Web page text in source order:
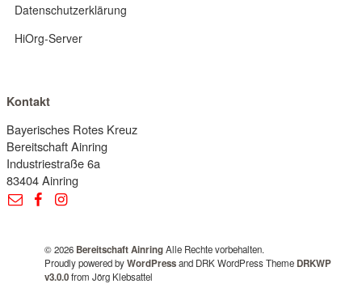
Datenschutzerklärung
HiOrg-Server
Kontakt
Bayerisches Rotes Kreuz
Bereitschaft Ainring
Industriestraße 6a
83404 Ainring
© 2026 Bereitschaft AinringAlle Rechte vorbehalten.
Proudly powered byWordPressand DRK WordPress Theme DRKWP
v3.0.0from Jörg Klebsattel